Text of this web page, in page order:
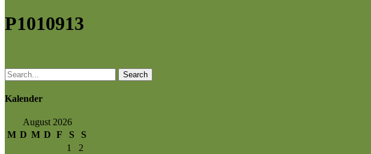
P1010913
Search
Kalender
August 2026
M D M D F S
S
1
2